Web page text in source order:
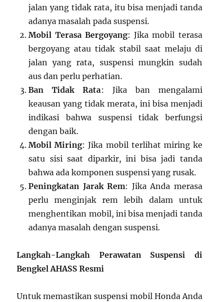
jalan yang tidak rata, itu bisa menjadi tanda
adanya masalah pada suspensi.
Mobil Terasa Bergoyang: Jika mobil terasa
bergoyang atau tidak stabil saat melaju di
jalan yang rata, suspensi mungkin sudah
aus dan perlu perhatian.
Ban Tidak Rata: Jika ban mengalami
keausan yang tidak merata, ini bisa menjadi
indikasi bahwa suspensi tidak berfungsi
dengan baik.
Mobil Miring: Jika mobil terlihat miring ke
satu sisi saat diparkir, ini bisa jadi tanda
bahwa ada komponen suspensi yang rusak.
Peningkatan Jarak Rem: Jika Anda merasa
perlu menginjak rem lebih dalam untuk
menghentikan mobil, ini bisa menjadi tanda
adanya masalah dengan suspensi.
Langkah-Langkah Perawatan Suspensi di
Bengkel AHASS Resmi
Untuk memastikan suspensi mobil Honda Anda